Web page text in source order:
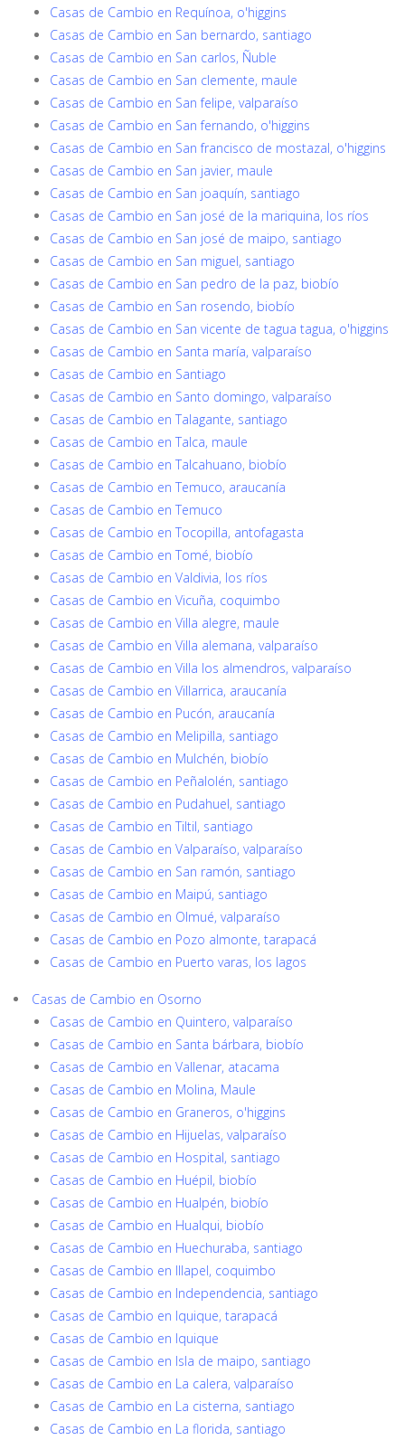
Casas de Cambio en Requínoa, o'higgins
Casas de Cambio en San bernardo, santiago
Casas de Cambio en San carlos, Ñuble
Casas de Cambio en San clemente, maule
Casas de Cambio en San felipe, valparaíso
Casas de Cambio en San fernando, o'higgins
Casas de Cambio en San francisco de mostazal, o'higgins
Casas de Cambio en San javier, maule
Casas de Cambio en San joaquín, santiago
Casas de Cambio en San josé de la mariquina, los ríos
Casas de Cambio en San josé de maipo, santiago
Casas de Cambio en San miguel, santiago
Casas de Cambio en San pedro de la paz, biobío
Casas de Cambio en San rosendo, biobío
Casas de Cambio en San vicente de tagua tagua, o'higgins
Casas de Cambio en Santa maría, valparaíso
Casas de Cambio en Santiago
Casas de Cambio en Santo domingo, valparaíso
Casas de Cambio en Talagante, santiago
Casas de Cambio en Talca, maule
Casas de Cambio en Talcahuano, biobío
Casas de Cambio en Temuco, araucanía
Casas de Cambio en Temuco
Casas de Cambio en Tocopilla, antofagasta
Casas de Cambio en Tomé, biobío
Casas de Cambio en Valdivia, los ríos
Casas de Cambio en Vicuña, coquimbo
Casas de Cambio en Villa alegre, maule
Casas de Cambio en Villa alemana, valparaíso
Casas de Cambio en Villa los almendros, valparaíso
Casas de Cambio en Villarrica, araucanía
Casas de Cambio en Pucón, araucanía
Casas de Cambio en Melipilla, santiago
Casas de Cambio en Mulchén, biobío
Casas de Cambio en Peñalolén, santiago
Casas de Cambio en Pudahuel, santiago
Casas de Cambio en Tiltil, santiago
Casas de Cambio en Valparaíso, valparaíso
Casas de Cambio en San ramón, santiago
Casas de Cambio en Maipú, santiago
Casas de Cambio en Olmué, valparaíso
Casas de Cambio en Pozo almonte, tarapacá
Casas de Cambio en Puerto varas, los lagos
Casas de Cambio en Osorno
Casas de Cambio en Quintero, valparaíso
Casas de Cambio en Santa bárbara, biobío
Casas de Cambio en Vallenar, atacama
Casas de Cambio en Molina, Maule
Casas de Cambio en Graneros, o'higgins
Casas de Cambio en Hijuelas, valparaíso
Casas de Cambio en Hospital, santiago
Casas de Cambio en Huépil, biobío
Casas de Cambio en Hualpén, biobío
Casas de Cambio en Hualqui, biobío
Casas de Cambio en Huechuraba, santiago
Casas de Cambio en Illapel, coquimbo
Casas de Cambio en Independencia, santiago
Casas de Cambio en Iquique, tarapacá
Casas de Cambio en Iquique
Casas de Cambio en Isla de maipo, santiago
Casas de Cambio en La calera, valparaíso
Casas de Cambio en La cisterna, santiago
Casas de Cambio en La florida, santiago